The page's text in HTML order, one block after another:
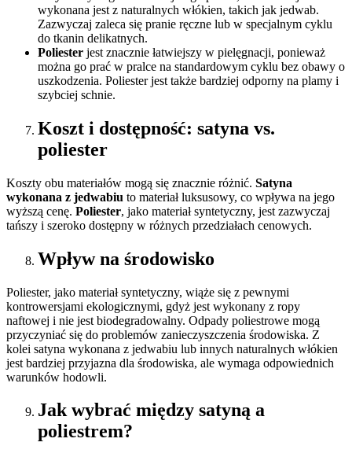
wykonana jest z naturalnych włókien, takich jak jedwab.
Zazwyczaj zaleca się pranie ręczne lub w specjalnym cyklu
do tkanin delikatnych.
Poliester jest znacznie łatwiejszy w pielęgnacji, ponieważ
można go prać w pralce na standardowym cyklu bez obawy o
uszkodzenia. Poliester jest także bardziej odporny na plamy i
szybciej schnie.
Koszt i dostępność: satyna vs.
poliester
Koszty obu materiałów mogą się znacznie różnić. Satyna
wykonana z jedwabiu to materiał luksusowy, co wpływa na jego
wyższą cenę. Poliester, jako materiał syntetyczny, jest zazwyczaj
tańszy i szeroko dostępny w różnych przedziałach cenowych.
Wpływ na środowisko
Poliester, jako materiał syntetyczny, wiąże się z pewnymi
kontrowersjami ekologicznymi, gdyż jest wykonany z ropy
naftowej i nie jest biodegradowalny. Odpady poliestrowe mogą
przyczyniać się do problemów zanieczyszczenia środowiska. Z
kolei satyna wykonana z jedwabiu lub innych naturalnych włókien
jest bardziej przyjazna dla środowiska, ale wymaga odpowiednich
warunków hodowli.
Jak wybrać między satyną a
poliestrem?